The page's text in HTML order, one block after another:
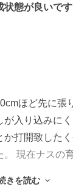
状態が良いです
ほど先に張
が入り込みに
か打開致した
。 現在ナスの
た苗など1個も
きを読む